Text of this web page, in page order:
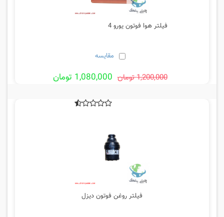
فیلتر هوا فوتون یورو 4
مقایسه
1,080,000 تومان 1,200,000 تومان
فیلتر روغن فوتون دیزل